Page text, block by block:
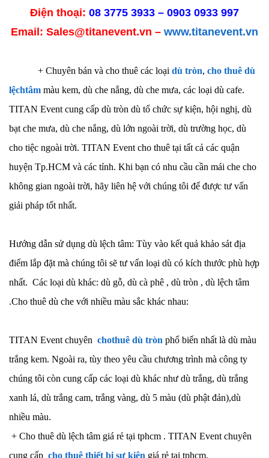
Điện thoại: 08 3775 3933 – 0903 0933 997
Email: Sales@titanevent.vn – www.titanevent.vn
+ Chuyên bán và cho thuê các loại dù tròn, cho thuê dù
lệchtâm màu kem, dù che nắng, dù che mưa, các loại dù cafe.
TITAN Event cung cấp dù tròn dù tổ chức sự kiện, hội nghị, dù
bạt che mưa, dù che nắng, dù lớn ngoài trời, dù trường học, dù
cho tiệc ngoài trời. TITAN Event cho thuê tại tất cả các quận
huyện Tp.HCM và các tỉnh. Khi bạn có nhu cầu cần mái che cho
không gian ngoài trời, hãy liên hệ với chúng tôi để được tư vấn
giải pháp tốt nhất.
Hướng dẫn sử dụng dù lệch tâm: Tùy vào kết quả khảo sát địa
điểm lắp đặt mà chúng tôi sẽ tư vấn loại dù có kích thước phù hợp
nhất. Các loại dù khác: dù gỗ, dù cà phê , dù tròn , dù lệch tâm
.Cho thuê dù che với nhiều màu sắc khác nhau:
TITAN Event chuyên chothuê dù tròn phổ biến nhất là dù màu
trắng kem. Ngoài ra, tùy theo yêu cầu chương trình mà công ty
chúng tôi còn cung cấp các loại dù khác như dù trắng, dù trắng
xanh lá, dù trắng cam, trắng vàng, dù 5 màu (dù phật đản),dù
nhiều màu.
+ Cho thuê dù lệch tâm giá rẻ tại tphcm . TITAN Event chuyên
cung cấp cho thuê thiết bị sự kiện giá rẻ tại tphcm.